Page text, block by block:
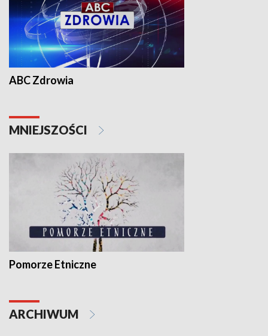
ABC Zdrowia
MNIEJSZOŚCI
Pomorze Etniczne
ARCHIWUM